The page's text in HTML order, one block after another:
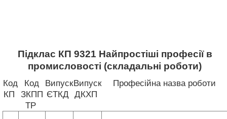
Підклас КП 9321 Найпростіші професії в
промисловості (складальні роботи)
Код
КП
Код
ЗКПП
ТР
Випуск
ЄТКД
Випуск
ДКХП
Професійна назва роботи